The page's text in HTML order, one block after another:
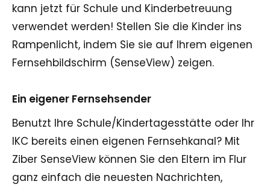
kann jetzt für Schule und Kinderbetreuung
verwendet werden! Stellen Sie die Kinder ins
Rampenlicht, indem Sie sie auf Ihrem eigenen
Fernsehbildschirm (SenseView) zeigen.
Ein eigener Fernsehsender
Benutzt Ihre Schule/Kindertagesstätte oder Ihr
IKC bereits einen eigenen Fernsehkanal? Mit
Ziber SenseView können Sie den Eltern im Flur
ganz einfach die neuesten Nachrichten,